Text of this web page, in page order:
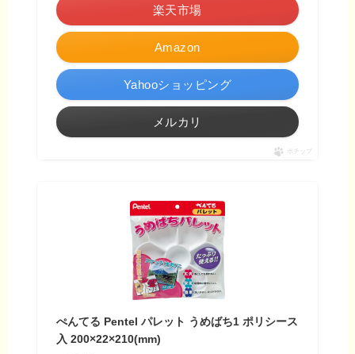
Amazon
楽天市場
Yahooショッピング
メルカリ
ポチップ
ぺんてる Pentel パレット うめばち1 ポリシース
入 200×22×210(mm)